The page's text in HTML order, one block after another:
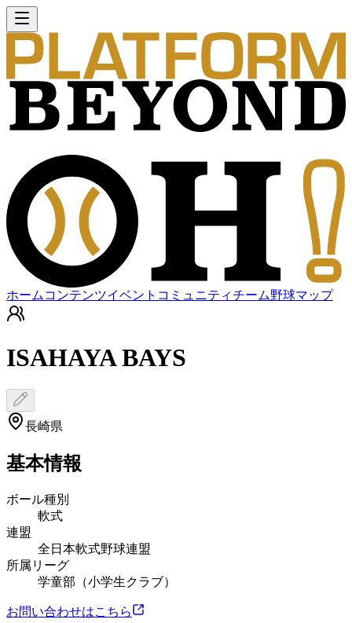
ホーム コンテンツイベント コミュニティチーム野球マップ
ISAHAYA BAYS
長崎県
基本情報
ボール種別
軟式
連盟
全日本軟式野球連盟
所属リーグ
学童部（小学生クラブ）
お問い合わせはこちら